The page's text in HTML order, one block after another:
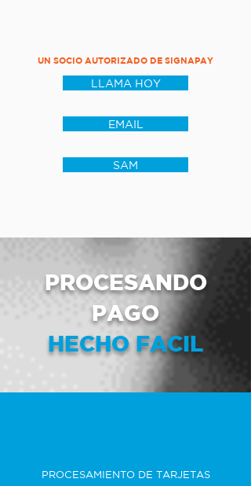
UN SOCIO AUTORIZADO DE SIGNAPAY
LLAMA HOY
EMAIL
SAM
PROCESANDO
PAGO
HECHO FACIL
PROCESAMIENTO DE TARJETAS